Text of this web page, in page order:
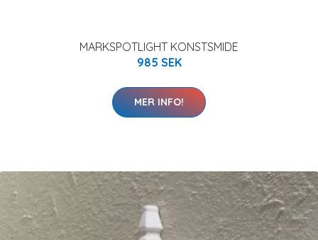
MARKSPOTLIGHT KONSTSMIDE
985 SEK
MER INFO!